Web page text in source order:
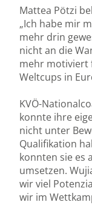
Mattea Pötzi
„Ich habe mir
mehr drin
nicht an die
mehr motiviert
Weltcups in
KVÖ-
konnte ihre
nicht unter
Qualifikation
konnten sie es
umsetzen.
wir viel
wir im